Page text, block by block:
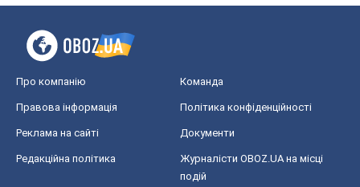
Про компанію Команда
Правова інформація Політика конфіденційності
Реклама на сайті Документи
Редакційна політика
Журналісти OBOZ.UA на місці
подій